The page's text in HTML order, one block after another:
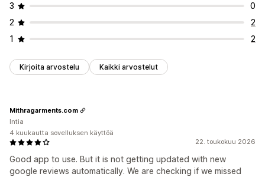
3
0
2
2
1
2
Kirjoita arvostelu Kaikki arvostelut
22. toukokuu 2026
Good app to use. But it is not getting updated with new
google reviews automatically. We are checking if we missed
Mithragarments.com
Intia
4 kuukautta sovelluksen käyttöä